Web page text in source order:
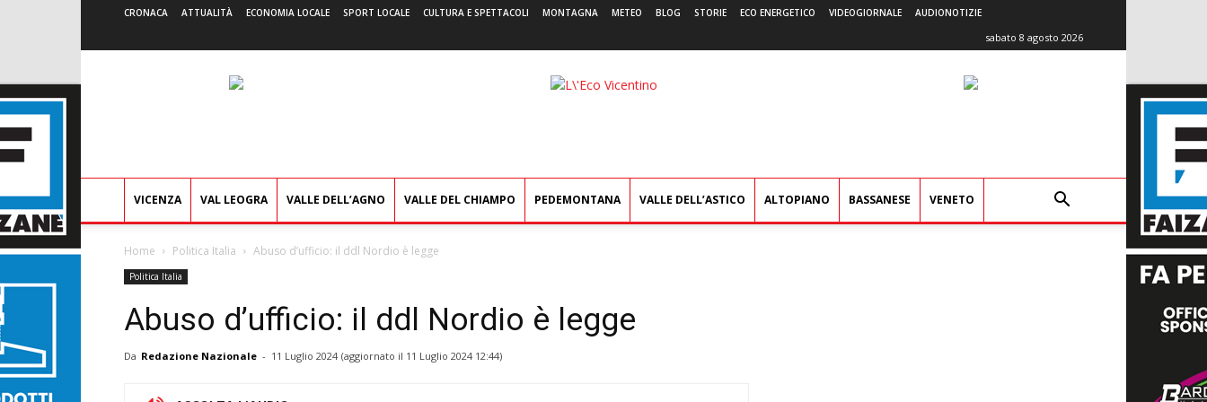
CRONACA ATTUALITÀ ECONOMIA LOCALE SPORT LOCALE CULTURA E SPETTACOLI MONTAGNA METEO BLOG STORIE ECO ENERGETICO VIDEOGIORNALE AUDIONOTIZIE
sabato 8 agosto 2026
L'Eco
VICENZA VAL LEOGRA VALLE DELL’AGNO VALLE DEL CHIAMPO PEDEMONTANA VALLE DELL’ASTICO ALTOPIANO BASSANESE VENETO
Home Politica Italia Abuso d’ufficio: il ddl Nordio è legge
Politica Italia
Abuso d’ufficio: il ddl Nordio è legge
Da Redazione Nazionale - 11 Luglio 2024 (aggiornato il 11 Luglio 2024 12:44)